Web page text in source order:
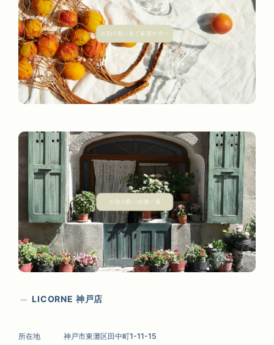
LICORNE 神戸店
所在地
神戸市東灘区田中町1-11-15